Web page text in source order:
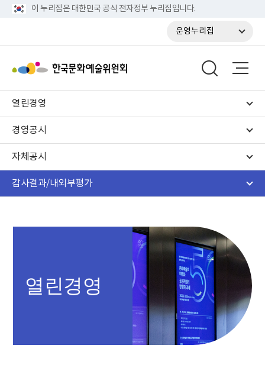
이 누리집은 대한민국 공식 전자정부 누리집입니다.
운영누리집
열린경영
경영공시
자체공시
감사결과/내외부평가
열린경영